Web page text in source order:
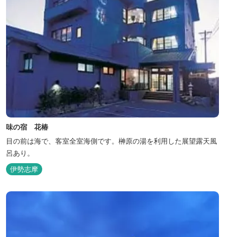
味の宿 花椿
目の前は海で、客室全室海側です。榊原の湯を利用した展望露天風
呂あり。
伊勢志摩